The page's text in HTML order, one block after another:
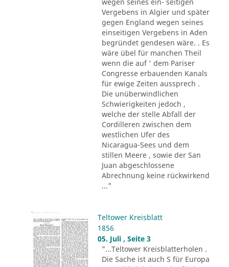
Vergebens in Algier und später
gegen England wegen seines
einseitigen Vergebens in Aden
begründet gendesen wäre. . Es
wäre übel für manchen Theil
wenn die auf ' dem Pariser
Congresse erbauenden Kanals
für ewige Zeiten aussprech .
Die unüberwindlichen
Schwierigkeiten jedoch ,
welche der stelle Abfall der
Cordilleren zwischen dem
westlichen Ufer des
Nicaragua-Sees und dem
stillen Meere , sowie der San
Juan abgeschlossene
Abrechnung keine rückwirkend
..."
Teltower Kreisblatt
1856
05. Juli , Seite 3
"...Teltower Kreisblatterholen .
Die Sache ist auch S für Europa